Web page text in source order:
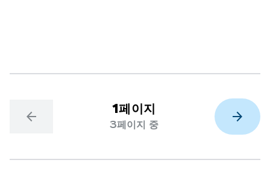
arrow_back 1페이지
3페이지 중 arrow_forward